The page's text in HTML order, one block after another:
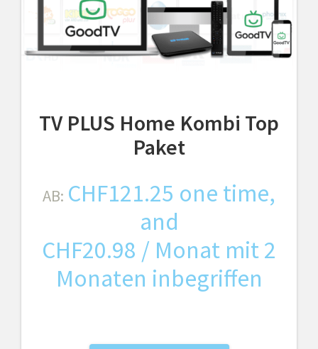
TV PLUS Home Kombi Top
Paket
AB: CHF121.25 one time,
and
CHF20.98 / Monat mit 2
Monaten inbegriffen